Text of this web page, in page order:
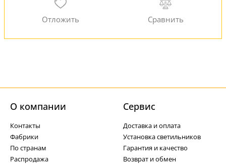
О компании
Контакты
Фабрики
По странам
Распродажа
Cервис
Доставка и оплата
Установка светильников
Гарантия и качество
Возврат и обмен